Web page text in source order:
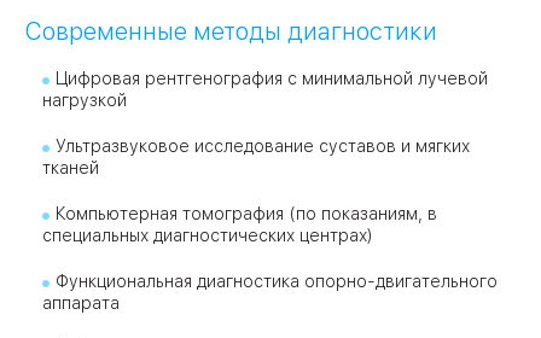
Современные методы диагностики
Цифровая рентгенография с минимальной лучевой
нагрузкой
Ультразвуковое исследование суставов и мягких
тканей
Компьютерная томография (по показаниям, в
специальных диагностических центрах)
Функциональная диагностика опорно-двигательного
аппарата